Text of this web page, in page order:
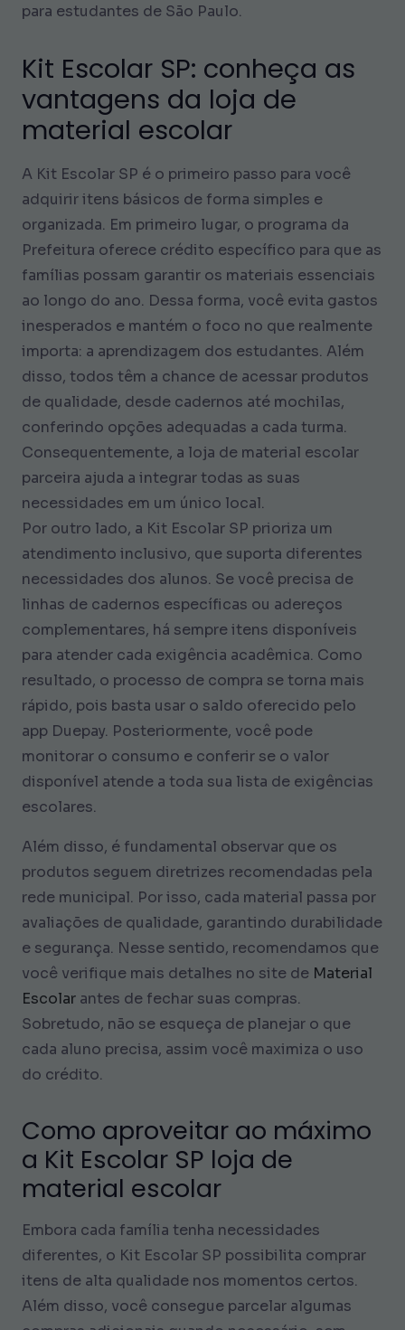
para estudantes de São Paulo.
Kit Escolar SP: conheça as
vantagens da loja de
material escolar
A Kit Escolar SP é o primeiro passo para você
adquirir itens básicos de forma simples e
organizada. Em primeiro lugar, o programa da
Prefeitura oferece crédito específico para que as
famílias possam garantir os materiais essenciais
ao longo do ano. Dessa forma, você evita gastos
inesperados e mantém o foco no que realmente
importa: a aprendizagem dos estudantes. Além
disso, todos têm a chance de acessar produtos
de qualidade, desde cadernos até mochilas,
conferindo opções adequadas a cada turma.
Consequentemente, a loja de material escolar
parceira ajuda a integrar todas as suas
necessidades em um único local.
Por outro lado, a Kit Escolar SP prioriza um
atendimento inclusivo, que suporta diferentes
necessidades dos alunos. Se você precisa de
linhas de cadernos específicas ou adereços
complementares, há sempre itens disponíveis
para atender cada exigência acadêmica. Como
resultado, o processo de compra se torna mais
rápido, pois basta usar o saldo oferecido pelo
app Duepay. Posteriormente, você pode
monitorar o consumo e conferir se o valor
disponível atende a toda sua lista de exigências
escolares.
Além disso, é fundamental observar que os
produtos seguem diretrizes recomendadas pela
rede municipal. Por isso, cada material passa por
avaliações de qualidade, garantindo durabilidade
e segurança. Nesse sentido, recomendamos que
você verifique mais detalhes no site de Material
Escolar antes de fechar suas compras.
Sobretudo, não se esqueça de planejar o que
cada aluno precisa, assim você maximiza o uso
do crédito.
Como aproveitar ao máximo
a Kit Escolar SP loja de
material escolar
Embora cada família tenha necessidades
diferentes, o Kit Escolar SP possibilita comprar
itens de alta qualidade nos momentos certos.
Além disso, você consegue parcelar algumas